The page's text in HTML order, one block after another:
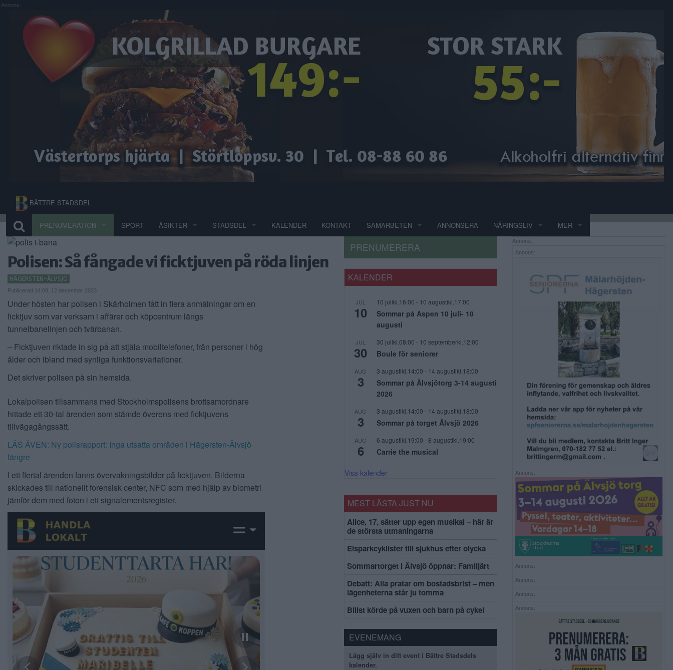
Annons:
BÄTTRE STADSDEL
PRENUMERATION SPORT ÅSIKTER STADSDEL KALENDER KONTAKT SAMARBETEN ANNONSERA NÄRINGSLIV MER
Polisen: Så fångade vi ficktjuven på röda linjen
HÄGERSTEN-ÄLVSJÖ
Publicerad 14:09, 12 december 2023
Under hösten har polisen i Skärholmen fått in flera anmälningar om en
ficktjuv som var verksam i affärer och köpcentrum längs
tunnelbanelinjen och tvärbanan.
– Ficktjuven riktade in sig på att stjäla mobiltelefoner, från personer i hög
ålder och ibland med synliga funktionsvariationer.
Det skriver polisen på sin hemsida.
Lokalpolisen tillsammans med Stockholmspolisens brottsamordnare
hittade ett 30-tal ärenden som stämde överens med ficktjuvens
tillvägagångssätt.
LÄS ÄVEN: Ny polisrapport: Inga utsatta områden i Hägersten-Älvsjö
längre
I ett flertal ärenden fanns övervakningsbilder på ficktjuven. Bilderna
skickades till nationellt forensisk center, NFC som med hjälp av biometri
jämför dem med foton i ett signalementsregister.
PRENUMERERA
KALENDER
JUL
10
10 julikl.16:00 - 10 augustikl.17:00
Sommar på Aspen 10 juli- 10
augusti
JUL
30
30 julikl.08:00 - 10 septemberkl.12:00
Boule för seniorer
AUG
3
3 augustikl.14:00 - 14 augustikl.18:00
Sommar på Älvsjötorg 3-14 augusti
2026
AUG
3
3 augustikl.14:00 - 14 augustikl.18:00
Sommar på torget Älvsjö 2026
AUG
6
6 augustikl.19:00 - 8 augustikl.19:00
Carrie the musical
Visa kalender
MEST LÄSTA JUST NU
Alice, 17, sätter upp egen musikal – här är
de största utmaningarna
Elsparkcyklister till sjukhus efter olycka
Sommartorget i Älvsjö öppnar: Familjärt
Debatt: Alla pratar om bostadsbrist – men
lägenheterna står ju tomma
Bilist körde på vuxen och barn på cykel
EVENEMANG
Lägg själv in ditt event i Bättre Stadsdels
kalender.
Annons:
Annons:
Annons:
Annons:
Annons:
Annons:
Annons: